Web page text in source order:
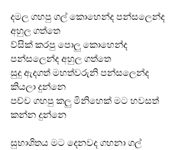
දමල ගහපු ගල් කොහෙන්ද පන්සලෙන්ද
අහුල ගත්තෙ
ව්සික් කරපු පොලු කොහෙන්ද
පන්සලෙන්ද අහුල ගත්තෙ
සුදු ඇදගත් මහත්වරුනි පන්සලෙන්ද
කියලා දුන්නෙ
පච්ච ගහපු කලු මිනිහෙක් මට හවසත්
කන්න දුන්නෙ
සුභාශිතය මට දෙනවද ගහනා ගල්